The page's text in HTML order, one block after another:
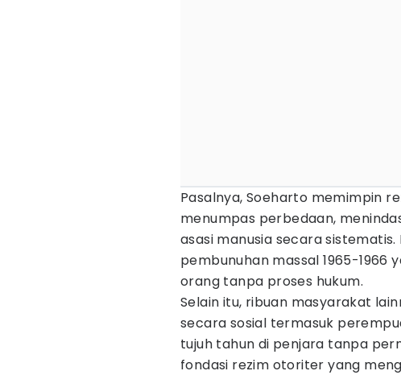
Pasalnya, Soeharto memimpin
menumpas perbedaan,
asasi manusia secara
pembunuhan massal 1965-1966
orang tanpa proses hukum.
Selain itu, ribuan masyarakat
secara sosial termasuk
tujuh tahun di penjara tanpa
fondasi rezim otoriter yang